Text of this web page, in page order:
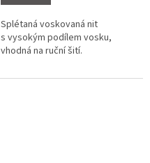
hvězdiček.
Splétaná voskovaná nit
s vysokým podílem vosku,
vhodná na ruční šití.